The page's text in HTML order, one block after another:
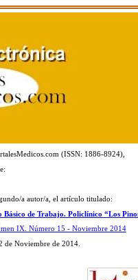
(ISSN: 1886-8924),
a autor/a, el artículo titulado:
de Trabajo. Policlínico “Los
IX. Número 15 - Noviembre 2014
de Noviembre de 2014.